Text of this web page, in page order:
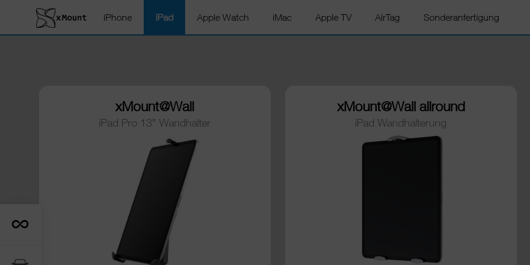
iPhone iPad Apple Watch iMac Apple TV AirTag Sonderanfertigung
xMount@Wall
iPad Pro 13" Wandhalter
xMount@Wall allround
iPad Wandhalterung